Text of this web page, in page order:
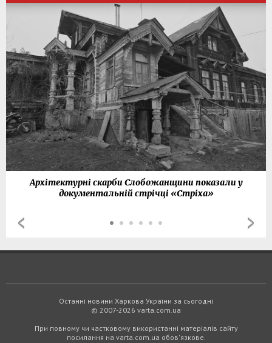
Архітектурні скарби Слобожанщини показали у
документальній стрічці «Стріха»
Останні новини Харкова України за сьогодні
© 2007-2026 varta.com.ua
При повному чи частковому використанні матеріалів сайту
посилання на varta.com.ua обов'язкове.